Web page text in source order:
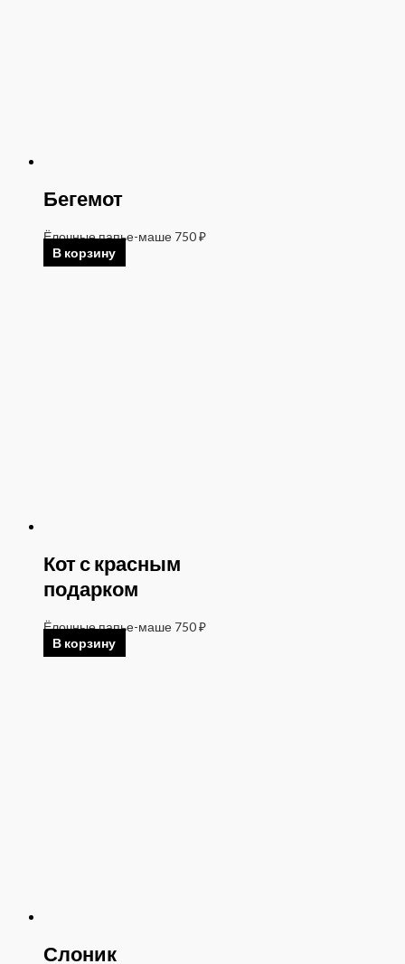
Бегемот
Ёлочные папье-маше 750₽
В корзину
Кот с красным
подарком
Ёлочные папье-маше 750₽
В корзину
Слоник